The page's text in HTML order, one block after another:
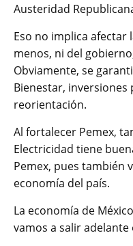
Austeridad
Eso no implica afectar
menos, ni del
Obviamente, se
Bienestar, inversiones
reorientación.
Al fortalecer Pemex,
Electricidad tiene
Pemex, pues también
economía del país.
La economía de
vamos a salir